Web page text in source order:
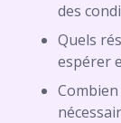
des
Quels
espérer